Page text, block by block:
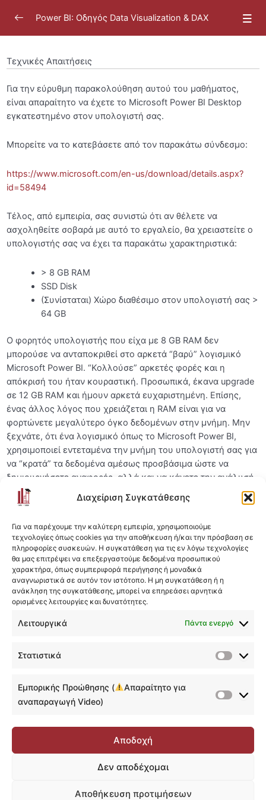
Διαχείριση Συγκατάθεσης
Για να παρέχουμε την καλύτερη εμπειρία, χρησιμοποιούμε
τεχνολογίες όπως cookies για την αποθήκευση ή/και την πρόσβαση σε
πληροφορίες συσκευών. Η συγκατάθεση για τις εν λόγω τεχνολογίες
θα μας επιτρέψει να επεξεργαστούμε δεδομένα προσωπικού
χαρακτήρα, όπως συμπεριφορά περιήγησης ή μοναδικά
αναγνωριστικά σε αυτόν τον ιστότοπο. Η μη συγκατάθεση ή η
ανάκληση της συγκατάθεσης, μπορεί να επηρεάσει αρνητικά
ορισμένες λειτουργίες και δυνατότητες.
Λειτουργικά Πάντα ενεργό
Στατιστικά
Εμπορικής Προώθησης (
Απαραίτητο για
αναπαραγωγή Video)
Αποδοχή
Δεν αποδέχομαι
Αποθήκευση προτιμήσεων
Καλωσόρισμα 0/11
Data Visualization & DAX”;
Τεχνικές Απαιτήσεις
Προτεινόμενο Εβδομαδιαίο Πλάνο
Κανόνες Κοινότητας
Mini Εκπαιδευτική Καθόδηγηση μόνο για τους
[SOS: Για προβολή των βίντεο] Ενεργοποίηση
Cookies Εμπορικής Προώθησης
Τελευταία λόγια και… ξεκινάμε!
Αρχική Αξιολόγηση Γνώσεων
Σχετικά με το Project του μαθήματος 0/5
Εισαγωγή
Βασικά Γραφήματα
Απλές και πιο Προχωρημένες τεχνικές
Data Visualization
0/22
Φιλτράρισμα Δεδομένων
DAX
Calendar Table 0/4
Power BI Service 0/16
Τελικό Project (Προαιρετικό)
Επιπλέον Πηγές και Αξιολόγηση
Power BI: Οδηγός Data Visualization & DAX
Τεχνικές Απαιτήσεις
Για την εύρυθμη παρακολούθηση αυτού του μαθήματος,
είναι απαραίτητο να έχετε το Microsoft Power BI Desktop
εγκατεστημένο στον υπολογιστή σας.
Μπορείτε να το κατεβάσετε από τον παρακάτω σύνδεσμο:
https://www.microsoft.com/en-us/download/details.aspx?
id=58494
Τέλος, από εμπειρία, σας συνιστώ ότι αν θέλετε να
ασχοληθείτε σοβαρά με αυτό το εργαλείο, θα χρειαστείτε ο
υπολογιστής σας να έχει τα παρακάτω χαρακτηριστικά:
> 8 GB RAM
SSD Disk
(Συνίσταται) Χώρο διαθέσιμο στον υπολογιστή σας >
64 GB
Ο φορητός υπολογιστής που είχα με 8 GB RAM δεν
μπορούσε να ανταποκριθεί στο αρκετά “βαρύ” λογισμικό
Microsoft Power BI. “Κολλούσε” αρκετές φορές και η
απόκρισή του ήταν κουραστική. Προσωπικά, έκανα upgrade
σε 12 GB RAM και ήμουν αρκετά ευχαριστημένη. Επίσης,
ένας άλλος λόγος που χρειάζεται η RAM είναι για να
φορτώνετε μεγαλύτερο όγκο δεδομένων στην μνήμη. Μην
ξεχνάτε, ότι ένα λογισμικό όπως το Microsoft Power BI,
χρησιμοποιεί εντεταμένα την μνήμη του υπολογιστή σας για
να “κρατά” τα δεδομένα αμέσως προσβάσιμα ώστε να
δημιουργήσετε αναφορές, αλλά και να κάνετε την ανάλυσή
σας μέσω των αναφορών.
Προηγούμενο Επόμενο
0%Ολοκληρωμένο